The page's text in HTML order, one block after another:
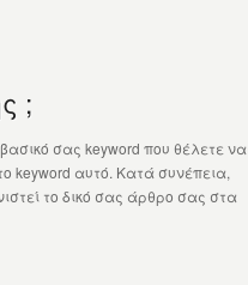
;
σας keyword που θέλετε να
keyword αυτό. Κατά συνέπεια,
το δικό σας άρθρο σας στα